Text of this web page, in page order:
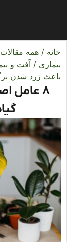
/همه مقالات
/ آفت و بیماری‌
زرد شدن برگهای
۸ عامل